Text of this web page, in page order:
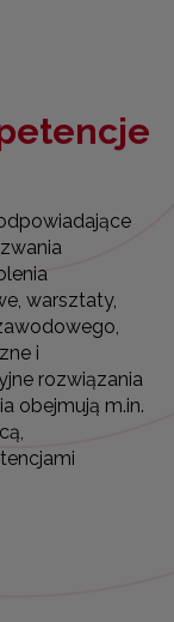
warsztaty,
i
rozwiązania
obejmują m.in.